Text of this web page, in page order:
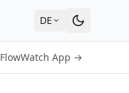
DE
FlowWatch App →